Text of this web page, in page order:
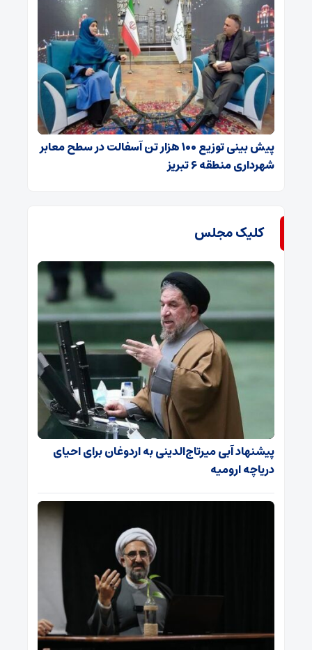
پیش بینی توزیع ۱۰۰ هزار تن آسفالت در سطح معابر
شهرداری منطقه ۶ تبریز
کلیک مجلس
پیشنهاد آبی میرتاج‌الدینی‌ به اردوغان برای احیای
دریاچه ارومیه